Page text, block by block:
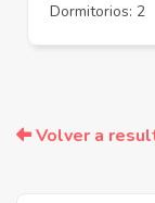
Dormitorios: 2
Volver a